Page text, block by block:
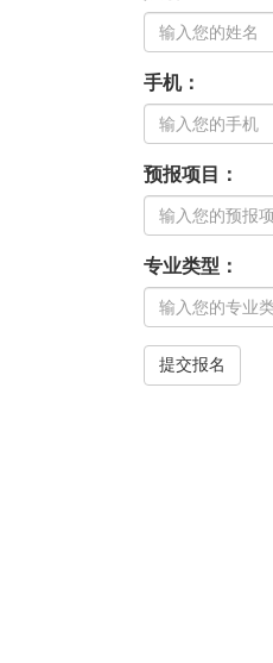
手机：
预报项目：
专业类型：
提交报名